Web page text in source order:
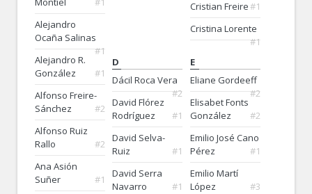
Alejandro
Ocaña Salinas
#1
Alejandro R.
González
#1
Alfonso Freire-
Sánchez
#2
Alfonso Ruiz
Rallo
#2
Ana Asión
Suñer
#1
Cristian Freire#1
Cristina Lorente
#1
D
Dácil Roca Vera
#2
David Flórez
Rodríguez
#1
David Selva-
Ruiz
#1
David Serra
Navarro
#1
E
Eliane Gordeeff
#2
Elisabet Fonts
González
#2
Emilio José Cano
Pérez
#1
Emilio Martí
López
#3